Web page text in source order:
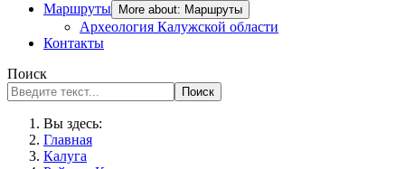
Маршруты
More about: Маршруты
Археология Калужской области
Контакты
Поиск
Поиск
Вы здесь:
Главная
Калуга